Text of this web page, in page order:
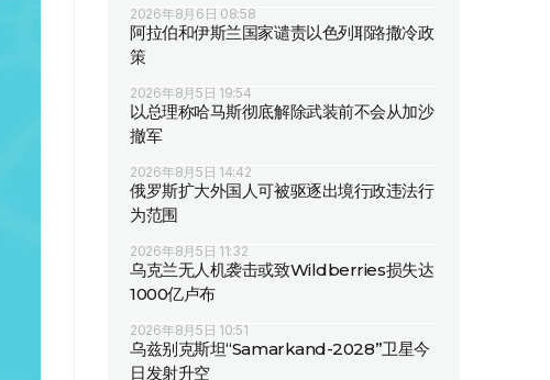
2026年8月6日 08:58
阿拉伯和伊斯兰国家谴责以色列耶路撒冷政
策
2026年8月5日 19:54
以总理称哈马斯彻底解除武装前不会从加沙
撤军
2026年8月5日 14:42
俄罗斯扩大外国人可被驱逐出境行政违法行
为范围
2026年8月5日 11:32
乌克兰无人机袭击或致Wildberries损失达
1000亿卢布
2026年8月5日 10:51
乌兹别克斯坦“Samarkand-2028”卫星今
日发射升空